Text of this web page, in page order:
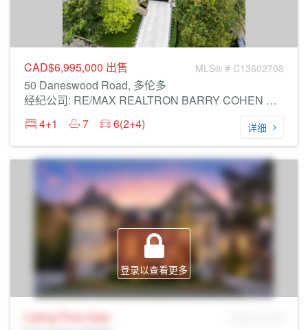
CAD$6,995,000 出售 MLS® # C13602708
50 Daneswood Road, 多伦多
经纪公司: RE/MAX REALTRON BARRY COHEN HOMES INC.
4+1
7 6(2+4) 详细
登录以查看更多
Listing Price Sale